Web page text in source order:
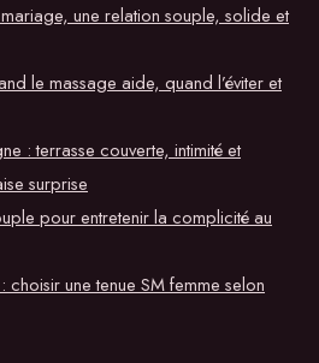
une relation souple, solide et
le massage aide, quand l’éviter et
: terrasse couverte, intimité et
surprise
pour entretenir la complicité au
choisir une tenue SM femme selon